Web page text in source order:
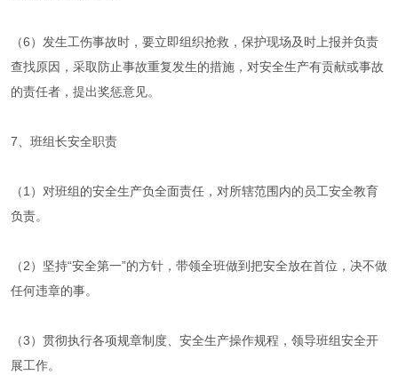
（6）发生工伤事故时，要立即组织抢救，保护现场及时上报并负责
查找原因，采取防止事故重复发生的措施，对安全生产有贡献或事故
的责任者，提出奖惩意见。
7、班组长安全职责
（1）对班组的安全生产负全面责任，对所辖范围内的员工安全教育
负责。
（2）坚持“安全第一”的方针，带领全班做到把安全放在首位，决不做
任何违章的事。
（3）贯彻执行各项规章制度、安全生产操作规程，领导班组安全开
展工作。